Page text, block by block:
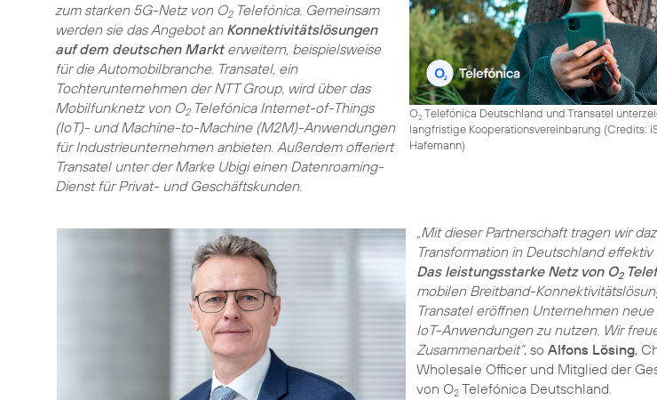
O2Telefónica Deutschland und Transatel
langfristige Kooperationsvereinbarung (Credits:
Hafemann)
zum starken 5G-Netz von O2Telefónica. Gemeinsam
werden sie das Angebot an Konnektivitätslösungen
auf dem deutschen Markterweitern, beispielsweise
für die Automobilbranche. Transatel, ein
Tochterunternehmen der NTT Group, wird über das
Mobilfunknetz von O2Telefónica Internet-of-Things
(IoT)- und Machine-to-Machine (M2M)-Anwendungen
für Industrieunternehmen anbieten. Außerdem offeriert
Transatel unter der Marke Ubigi einen Datenroaming-
Dienst für Privat- und Geschäftskunden.
„Mit dieser Partnerschaft tragen wir
Transformation in Deutschland
Das leistungsstarke Netz von O2
mobilen Breitband-
Transatel eröffnen Unternehmen
IoT-Anwendungen zu nutzen. Wir
Zusammenarbeit“, so Alfons Lösing,
Wholesale Officer und Mitglied der
von O2Telefónica Deutschland.